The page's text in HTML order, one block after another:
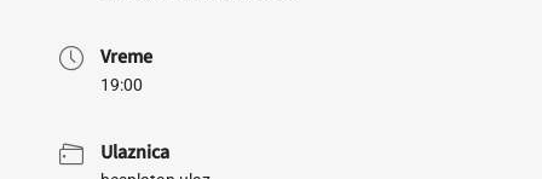
Vreme
19:00
Ulaznica